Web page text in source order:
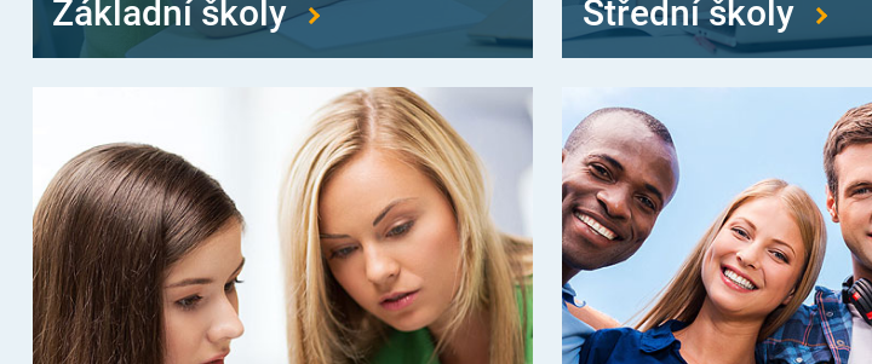
Základní školy Střední školy